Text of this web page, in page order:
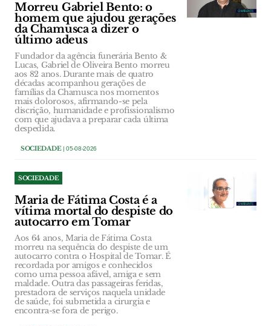
Morreu Gabriel Bento: o
homem que ajudou gerações
da Chamusca a dizer o
último adeus
Fundador da agência funerária Bento &
Lucas, Gabriel de Oliveira Bento morreu
aos 82 anos. Durante mais de quatro
décadas acompanhou gerações de
famílias da Chamusca nos momentos
mais dolorosos, afirmando-se pela
discrição, humanidade e profissionalismo
com que ajudava a preparar cada última
despedida.
SOCIEDADE| 05-08-2026
SOCIEDADE
Maria de Fátima Costa é a
vítima mortal do despiste do
autocarro em Tomar
Aos 64 anos, Maria de Fátima Costa
morreu na sequência do despiste de um
autocarro contra o Hospital de Tomar. É
recordada por amigos e conhecidos
como uma pessoa afável, amiga e sem
maldade. Outra das passageiras feridas,
prestadora de serviços naquela unidade
de saúde, foi submetida a cirurgia e
encontra-se fora de perigo.